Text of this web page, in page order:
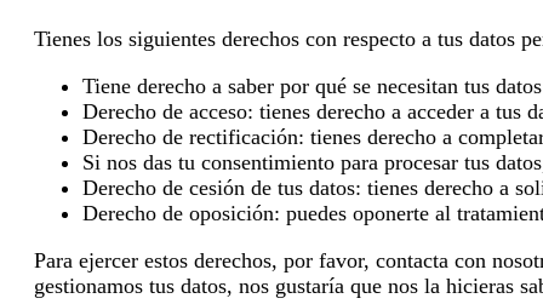
Tienes los siguientes derechos con respecto a tus datos
Tiene derecho a saber por qué se necesitan tus
Derecho de acceso: tienes derecho a acceder a tus
Derecho de rectificación: tienes derecho a
Si nos das tu consentimiento para procesar tus
Derecho de cesión de tus datos: tienes derecho a
Derecho de oposición: puedes oponerte al
Para ejercer estos derechos, por favor, contacta con
gestionamos tus datos, nos gustaría que nos la hicieras